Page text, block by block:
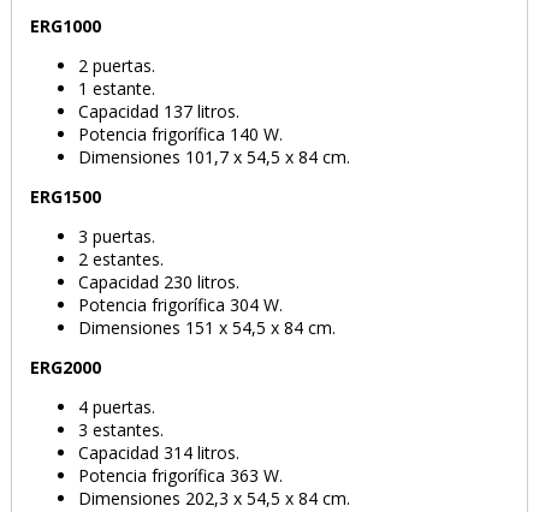
ERG1000
2 puertas.
1 estante.
Capacidad 137 litros.
Potencia frigorífica 140 W.
Dimensiones 101,7 x 54,5 x 84 cm.
ERG1500
3 puertas.
2 estantes.
Capacidad 230 litros.
Potencia frigorífica 304 W.
Dimensiones 151 x 54,5 x 84 cm.
ERG2000
4 puertas.
3 estantes.
Capacidad 314 litros.
Potencia frigorífica 363 W.
Dimensiones 202,3 x 54,5 x 84 cm.